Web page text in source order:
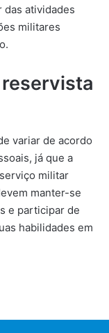
atividades
militares
variar de acordo
já que a
militar
manter-se
e participar de
habilidades em